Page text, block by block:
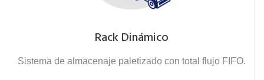
Rack Dinámico
Sistema de almacenaje paletizado con total flujo FIFO.